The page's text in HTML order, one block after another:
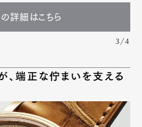
の詳細はこちら
3/4
、端正な佇まいを支える